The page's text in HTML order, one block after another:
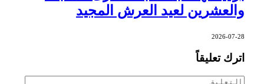
والعشرين لعيد العرش المجيد
2026-07-28
اترك تعليقاً